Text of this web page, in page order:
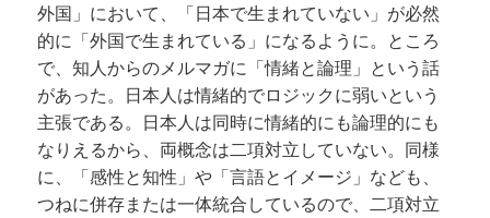
外国」において、「日本で生まれていない」が必然
的に「外国で生まれている」になるように。ところ
で、知人からのメルマガに「情緒と論理」という話
があった。日本人は情緒的でロジックに弱いという
主張である。日本人は同時に情緒的にも論理的にも
なりえるから、両概念は二項対立していない。同様
に、「感性と知性」や「言語とイメージ」なども、
つねに併存または一体統合しているので、二項対立